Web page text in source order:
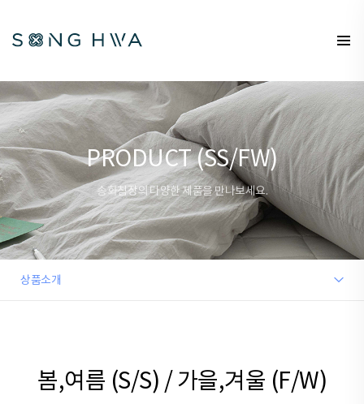
PRODUCT (SS/FW)
송화침장의 다양한 제품을 만나보세요.
상품소개
봄,여름 (S/S) / 가을,겨울 (F/W)